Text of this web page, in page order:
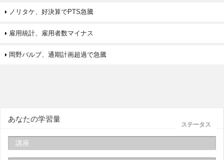
ノリタケ、好決算でPTS急騰
雇用統計、雇用者数マイナス
岡野バルブ、通期計画超過で急騰
ステータス
あなたの学習量
講座